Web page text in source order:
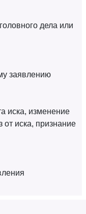
дела или
заявлению
иска, изменение
от иска, признание